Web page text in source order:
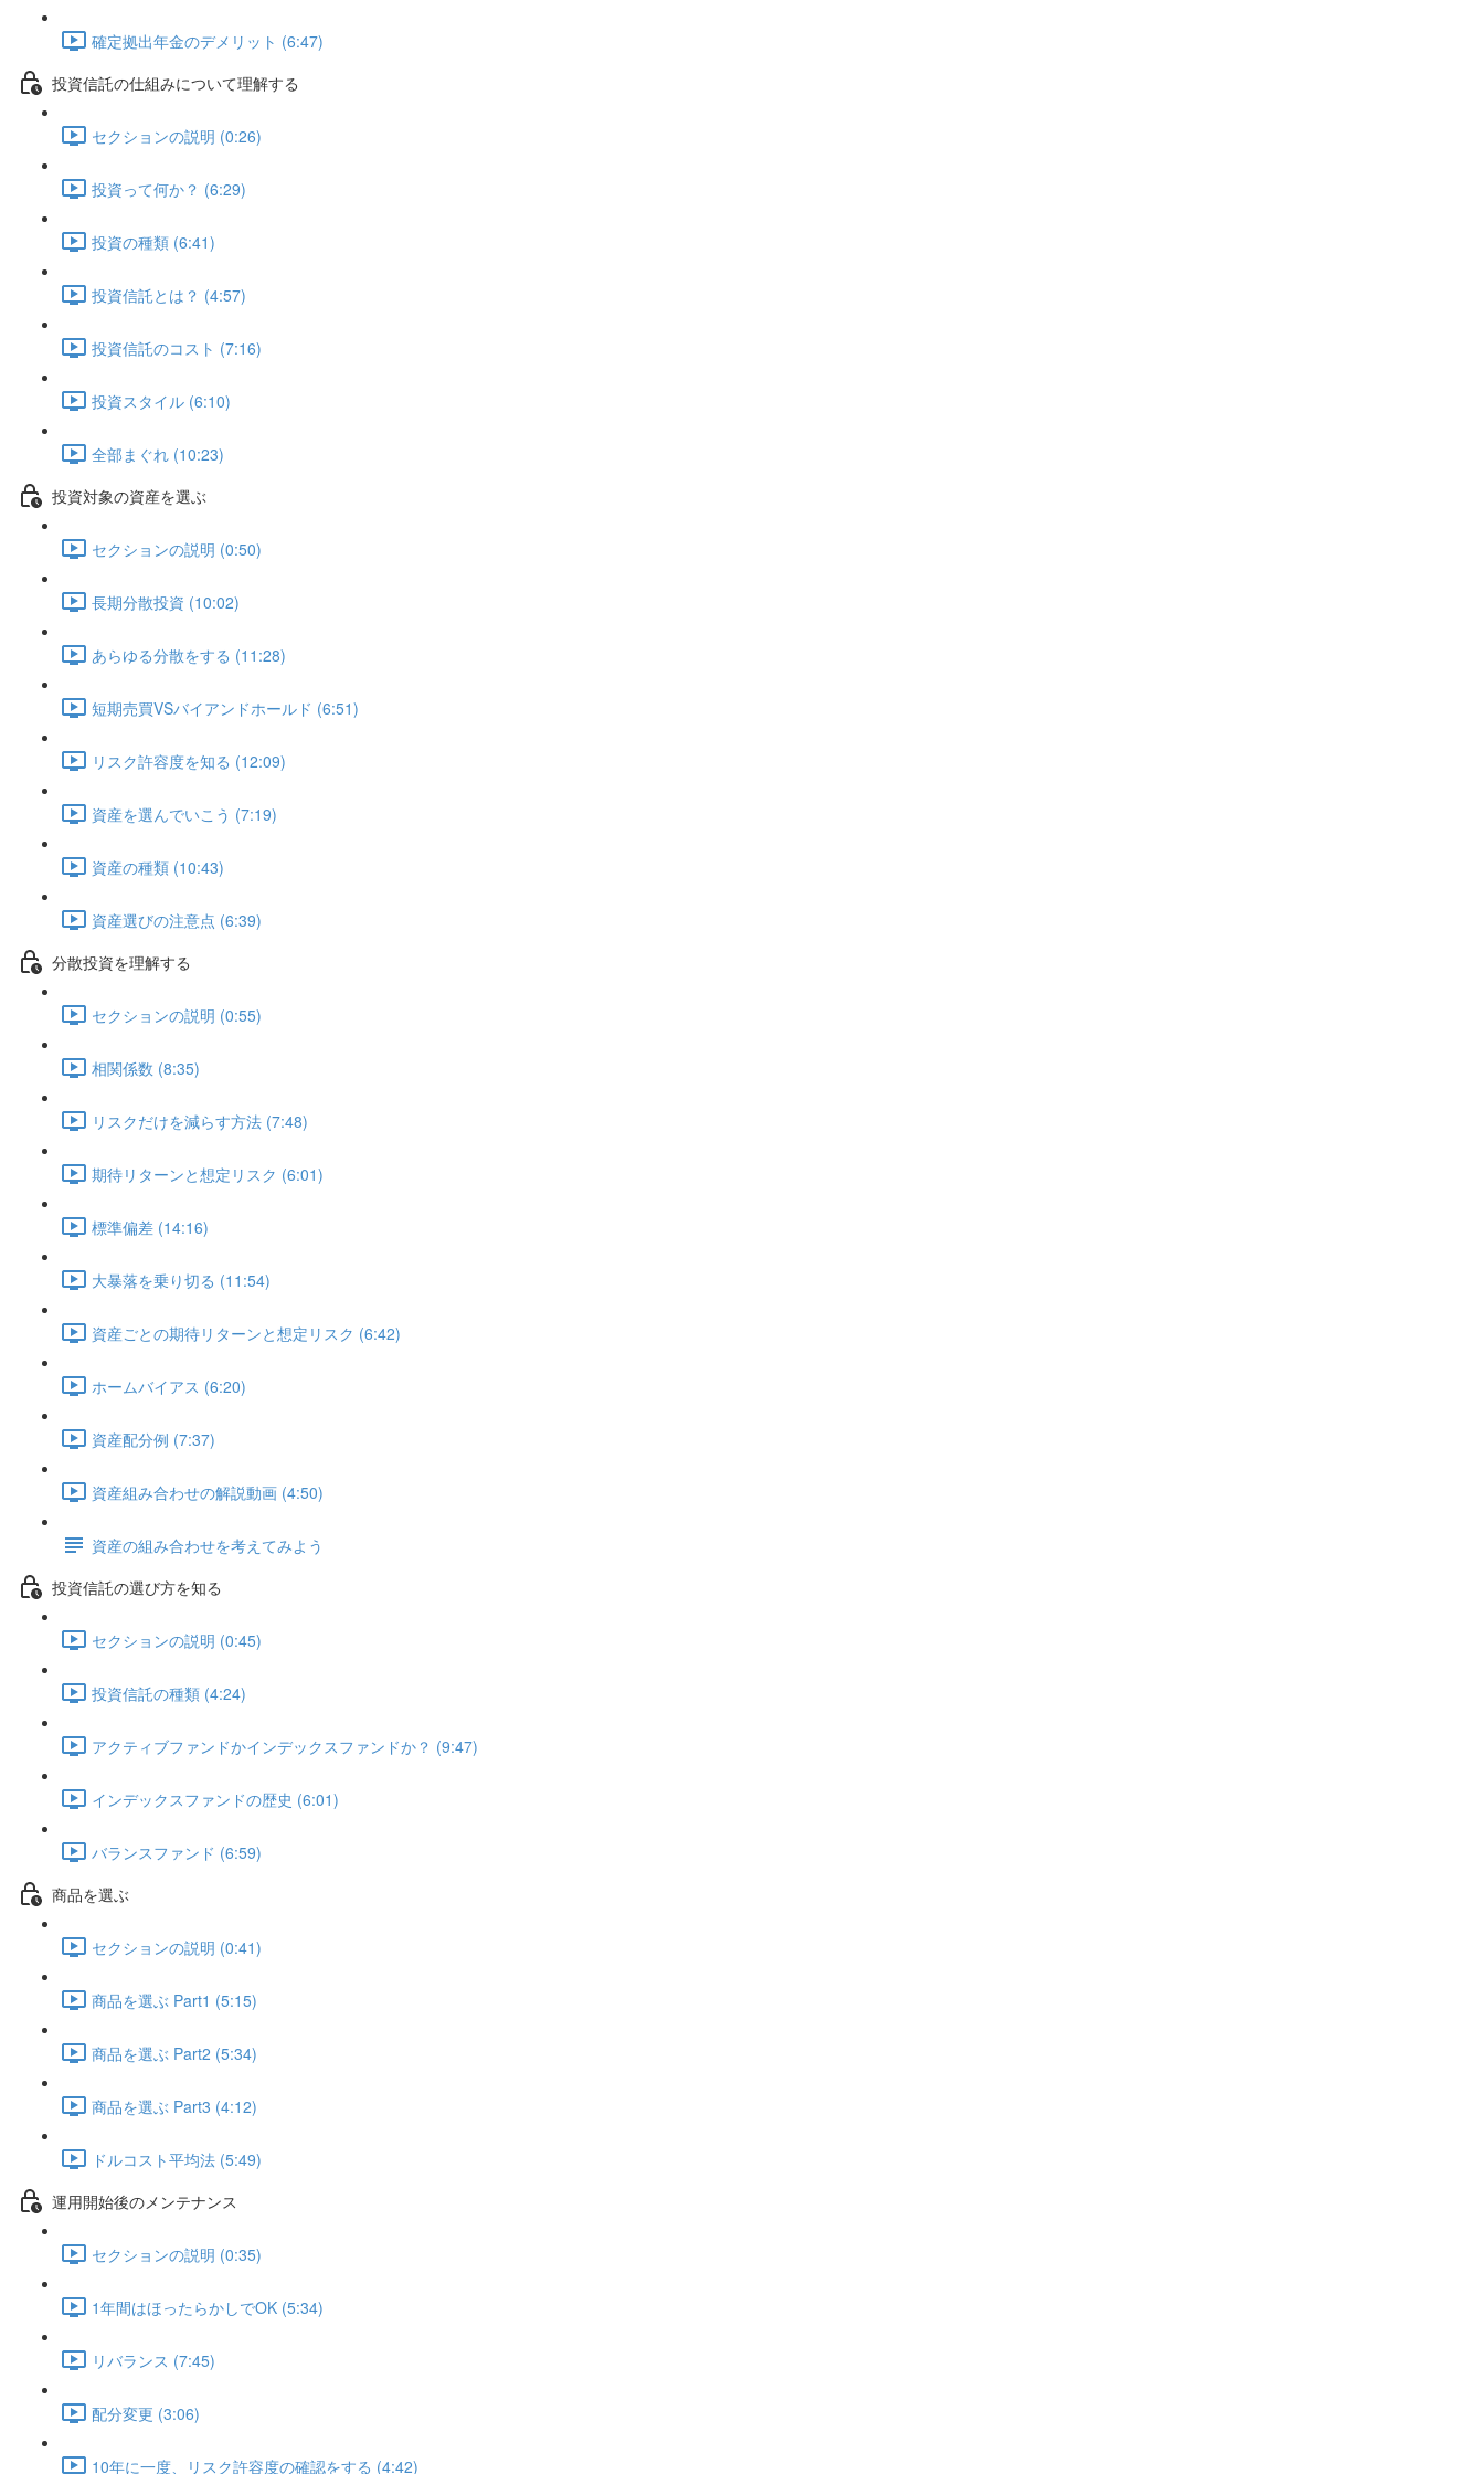
確定拠出年金のデメリット (6:47)
投資信託の仕組みについて理解する
セクションの説明 (0:26)
投資って何か？ (6:29)
投資の種類 (6:41)
投資信託とは？ (4:57)
投資信託のコスト (7:16)
投資スタイル (6:10)
全部まぐれ (10:23)
投資対象の資産を選ぶ
セクションの説明 (0:50)
長期分散投資 (10:02)
あらゆる分散をする (11:28)
短期売買VSバイアンドホールド (6:51)
リスク許容度を知る (12:09)
資産を選んでいこう (7:19)
資産の種類 (10:43)
資産選びの注意点 (6:39)
分散投資を理解する
セクションの説明 (0:55)
相関係数 (8:35)
リスクだけを減らす方法 (7:48)
期待リターンと想定リスク (6:01)
標準偏差 (14:16)
大暴落を乗り切る (11:54)
資産ごとの期待リターンと想定リスク (6:42)
ホームバイアス (6:20)
資産配分例 (7:37)
資産組み合わせの解説動画 (4:50)
資産の組み合わせを考えてみよう
投資信託の選び方を知る
セクションの説明 (0:45)
投資信託の種類 (4:24)
アクティブファンドかインデックスファンドか？ (9:47)
インデックスファンドの歴史 (6:01)
バランスファンド (6:59)
商品を選ぶ
セクションの説明 (0:41)
商品を選ぶ Part1 (5:15)
商品を選ぶ Part2 (5:34)
商品を選ぶ Part3 (4:12)
ドルコスト平均法 (5:49)
運用開始後のメンテナンス
セクションの説明 (0:35)
1年間はほったらかしでOK (5:34)
リバランス (7:45)
配分変更 (3:06)
10年に一度、リスク許容度の確認をする (4:42)